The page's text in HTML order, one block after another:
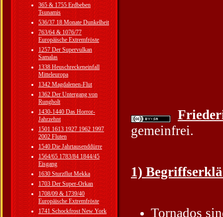
365 & 1755 Erdbeben
Tsunamis
536/37 18 Monate Dunkelheit
763/64 & 1076/77
Europäische Extremfröste
1257 Der Supervulkan
Samalas
1338 Heuschreckeneinfall
Mitteleuropa
1342 Magdalenen-Flut
1362 Der Untergang von
Rungholt
1430-1440 Das Horror-
Jahrzehnt
1501 1613 1927 1962 1997
2002 Fluten
1540 Die Jahrtausenddürre
1564/65 1783/84 1844/45
Eisgang
1630 Sturzflut Mekka
1703 Der Super-Orkan
1708/09 & 1739/40
Europäische Extremfröste
1741 Schockfrost New York
gemeinfrei.
1)
Tornados